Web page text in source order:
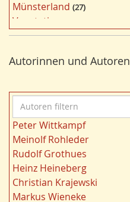
l
t
e
r
n
Münsterland 27
Vegetation
Nordrhein-Westfalen 25
Bergbau 24
Kultur 22
Kulturlandschaft
Wohnen 21
Gewässer 21
Städtebau 20
Wahl 20
Ländliche Entwicklung
Ruhrgebiet 20
Autorinnen und Autoren
u
t
o
r
e
n
Peter Wittkampf
Meinolf Rohleder
Rudolf Grothues
Heinz Heineberg
Christian Krajewski
Markus Wieneke